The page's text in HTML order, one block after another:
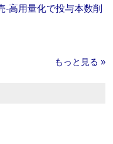
‐高用量化で投与本数削
もっと見る »